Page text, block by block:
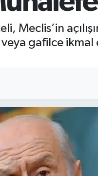
Meclis’in
gafilce ikmal